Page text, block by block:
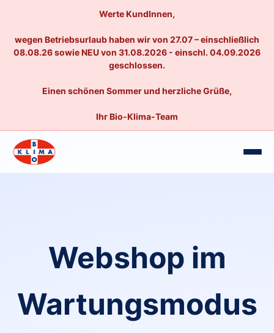
Werte KundInnen,
wegen Betriebsurlaub haben wir von 27.07 – einschließlich
08.08.26 sowie NEU von 31.08.2026 - einschl. 04.09.2026
geschlossen.
Einen schönen Sommer und herzliche Grüße,
Ihr Bio-Klima-Team
Webshop im
Wartungsmodus